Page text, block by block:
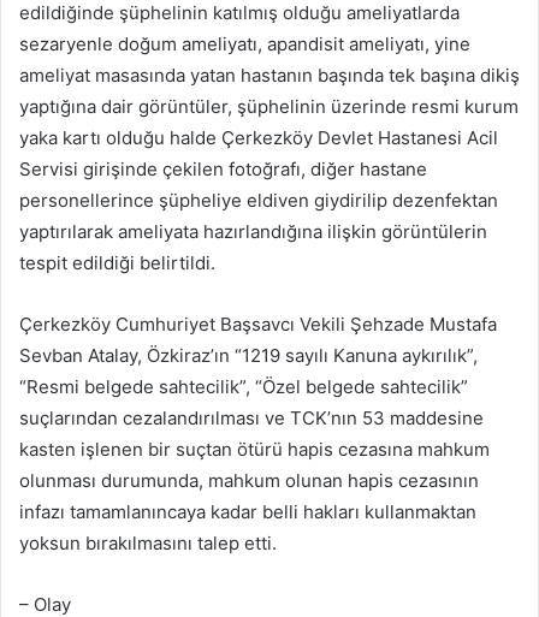
edildiğinde şüphelinin katılmış olduğu ameliyatlarda
sezaryenle doğum ameliyatı, apandisit ameliyatı, yine
ameliyat masasında yatan hastanın başında tek başına dikiş
yaptığına dair görüntüler, şüphelinin üzerinde resmi kurum
yaka kartı olduğu halde Çerkezköy Devlet Hastanesi Acil
Servisi girişinde çekilen fotoğrafı, diğer hastane
personellerince şüpheliye eldiven giydirilip dezenfektan
yaptırılarak ameliyata hazırlandığına ilişkin görüntülerin
tespit edildiği belirtildi.
Çerkezköy Cumhuriyet Başsavcı Vekili Şehzade Mustafa
Sevban Atalay, Özkiraz’ın “1219 sayılı Kanuna aykırılık”,
“Resmi belgede sahtecilik”, “Özel belgede sahtecilik”
suçlarından cezalandırılması ve TCK’nın 53 maddesine
kasten işlenen bir suçtan ötürü hapis cezasına mahkum
olunması durumunda, mahkum olunan hapis cezasının
infazı tamamlanıncaya kadar belli hakları kullanmaktan
yoksun bırakılmasını talep etti.
– Olay